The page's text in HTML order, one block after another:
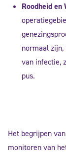
Roodheid en
normaal
van infectie,
pus.
Het begrijpen
monitoren van